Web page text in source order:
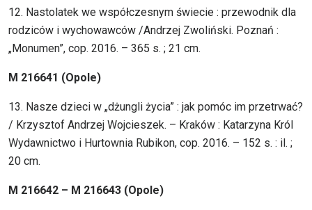
12. Nastolatek we współczesnym świecie : przewodnik dla
rodziców i wychowawców /Andrzej Zwoliński. Poznań :
„Monumen”, cop. 2016. – 365 s. ; 21 cm.
M 216641 (Opole)
13. Nasze dzieci w „dżungli życia” : jak pomóc im przetrwać?
/ Krzysztof Andrzej Wojcieszek. – Kraków : Katarzyna Król
Wydawnictwo i Hurtownia Rubikon, cop. 2016. – 152 s. : il. ;
20 cm.
M 216642 – M 216643 (Opole)